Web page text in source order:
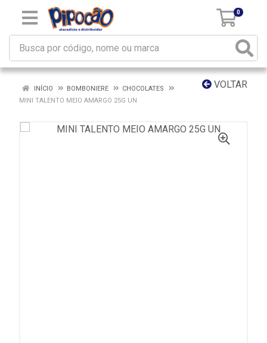
0
VOLTAR
INÍCIO BOMBONIERE
CHOCOLATES
MINI TALENTO MEIO AMARGO 25G UN